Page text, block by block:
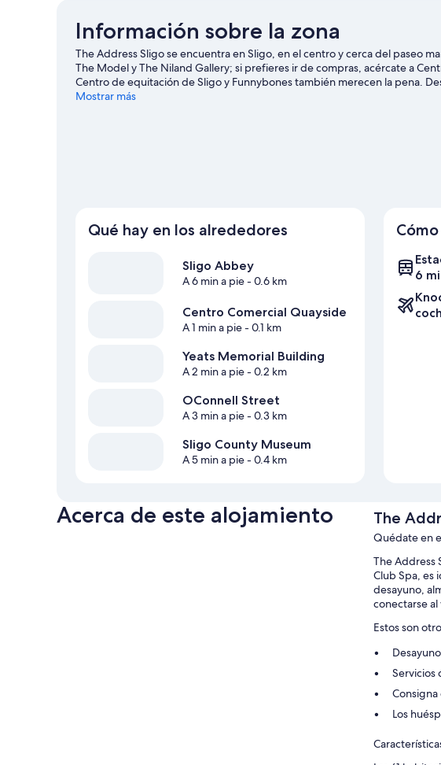
Información sobre la zona
The Address Sligo se encuentra en Sligo, en el centro y cerca del paseo
The Model y The Niland Gallery; si prefieres ir de compras, acércate a
Centro de equitación de Sligo y Funnybones también merecen la pena.
podrás hacer en la zona, como kayak o submarinismo; además, tendrás
Mostrar más
Qué hay en los alrededores
Sligo Abbey
A 6 min a pie- 0.6 km
Centro Comercial Quayside
A 1 min a pie- 0.1 km
Yeats Memorial Building
A 2 min a pie- 0.2 km
OConnell Street
A 3 min a pie- 0.3 km
Sligo County Museum
A 5 min a pie- 0.4 km
6
Acerca de este alojamiento The
Quédate en
The Address
Club Spa, es
desayuno,
conectarse
Estos son
Servicios
Los